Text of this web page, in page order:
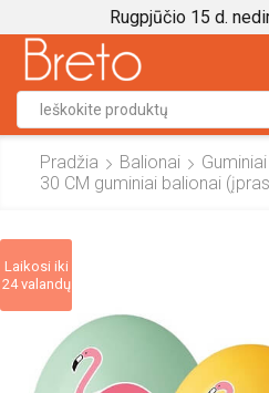
Rugpjūčio 15 d.
Pradžia Balionai
30 CM guminiai balionai
Laikosi iki
24 valandų